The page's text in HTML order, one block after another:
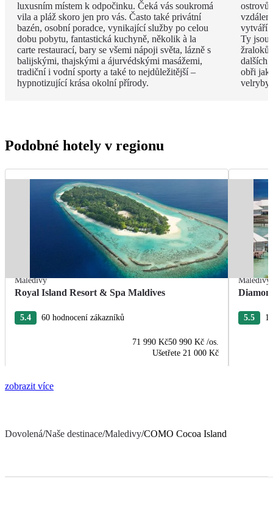
luxusním místem k odpočinku. Čeká vás soukromá
vila a pláž skoro jen pro vás. Často také privátní
bazén, osobní poradce, vynikající služby po celou
dobu pobytu, fantastická kuchyně, několik à la
carte restaurací, bary se všemi nápoji světa, lázně s
balijskými, thajskými a ájurvédskými masážemi,
tradiční i vodní sporty a také to nejdůležitější –
hypnotizující krása okolní přírody.
ostrovů
vytváří
Ty jsou
dalších
obři
velryby.
Podobné hotely v regionu
Maledivy
Royal Island Resort & Spa Maldives
5.4 60 hodnocení zákazníků
71 990 Kč50 990 Kč /os.
Ušetřete 21 000 Kč
Maledivy
5.5
zobrazit více
Dovolená/Naše destinace/Maledivy/COMO Cocoa Island